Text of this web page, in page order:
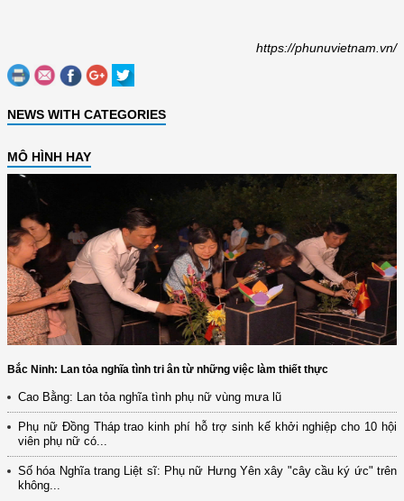
https://phunuvietnam.vn/
NEWS WITH CATEGORIES
MÔ HÌNH HAY
Bắc Ninh: Lan tỏa nghĩa tình tri ân từ những việc làm thiết thực
Cao Bằng: Lan tỏa nghĩa tình phụ nữ vùng mưa lũ
Phụ nữ Đồng Tháp trao kinh phí hỗ trợ sinh kế khởi nghiệp cho 10 hội
viên phụ nữ có...
Số hóa Nghĩa trang Liệt sĩ: Phụ nữ Hưng Yên xây "cây cầu ký ức" trên
không...